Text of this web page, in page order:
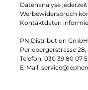
Datenanalyse
Werbewiderspruch
Kontaktdaten
PN Distribution GmbH
Perlebergerstrasse 28,
Telefon: 030 39 80 07
E-Mail: